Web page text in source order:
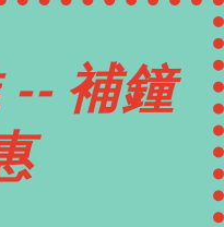
-- 補鐘